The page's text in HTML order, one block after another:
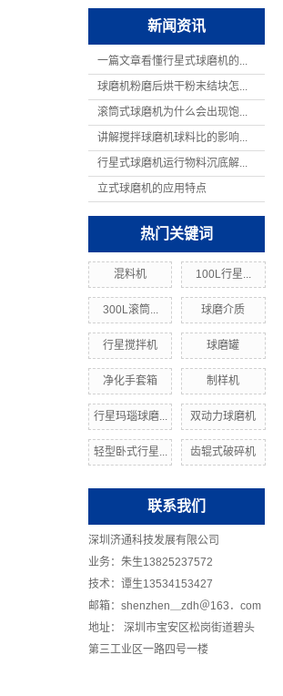
新闻资讯
一篇文章看懂行星式球磨机的...
球磨机粉磨后烘干粉末结块怎...
滚筒式球磨机为什么会出现饱...
讲解搅拌球磨机球料比的影响...
行星式球磨机运行物料沉底解...
立式球磨机的应用特点
热门关键词
混料机 100L行星...
300L滚筒... 球磨介质
行星搅拌机 球磨罐
净化手套箱 制样机
行星玛瑙球磨... 双动力球磨机
轻型卧式行星... 齿辊式破碎机
联系我们
深圳济通科技发展有限公司
业务：朱生13825237572
技术：谭生13534153427
邮箱：shenzhen＿zdh＠163．com
地址： 深圳市宝安区松岗街道碧头
第三工业区一路四号一楼